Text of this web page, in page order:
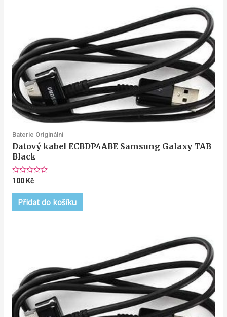
Baterie Originální
Datový kabel ECBDP4ABE Samsung Galaxy TAB
Black
Hodnocení
z
100 Kč
Přidat do košíku